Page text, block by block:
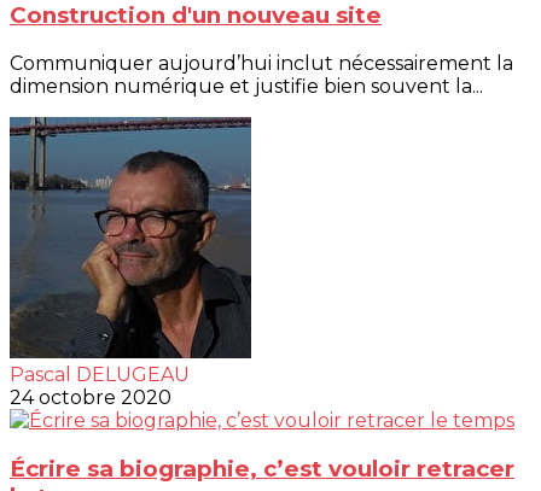
Construction d'un nouveau site
Communiquer aujourd’hui inclut nécessairement la
dimension numérique et justifie bien souvent la...
Pascal DELUGEAU
24 octobre 2020
Écrire sa biographie, c’est vouloir retracer